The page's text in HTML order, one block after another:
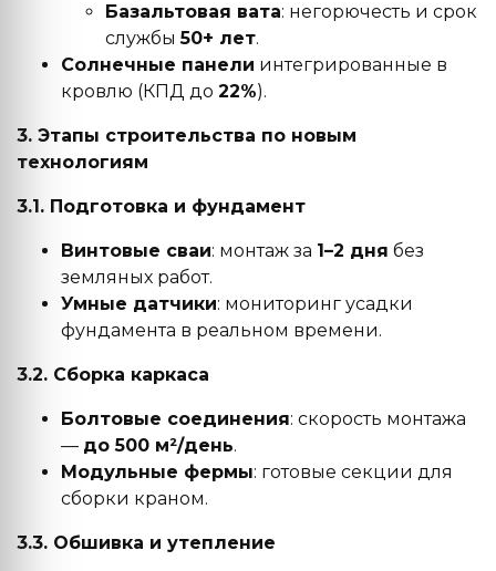
Базальтовая вата: негорючесть и срок
службы50+ лет.
Солнечные панели интегрированные в
кровлю (КПД до 22%).
3. Этапы строительства по новым
технологиям
3.1. Подготовка и фундамент
Винтовые сваи: монтаж за 1–2 дня без
земляных работ.
Умные датчики: мониторинг усадки
фундамента в реальном времени.
3.2. Сборка каркаса
Болтовые соединения: скорость монтажа
— до 500 м²/день.
Модульные фермы: готовые секции для
сборки краном.
3.3. Обшивка и утепление